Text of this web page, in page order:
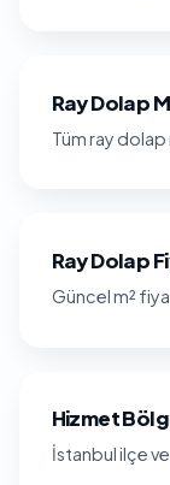
Ray Dolap
Tüm ray
Ray Dolap
Güncel m²
Hizmet
İstanbul ilçe